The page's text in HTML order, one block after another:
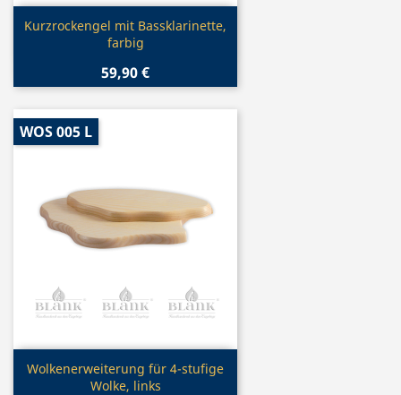
Vorschau
Kurzrockengel mit Bassklarinette,
farbig
59,90 €
Vorschau
Wolkenerweiterung für 4-stufige
Wolke, links
WOS 005 L